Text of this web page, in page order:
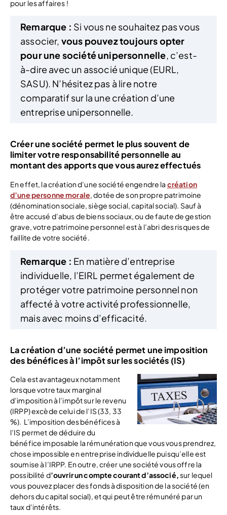
pour les affaires !
Remarque : Si vous ne souhaitez pas vous
associer, vous pouvez toujours opter
pour une société unipersonnelle, c’est-
à-dire avec un associé unique (EURL,
SASU). N’hésitez pas à lire notre
comparatif sur la une création d’une
entreprise unipersonnelle.
Créer une société permet le plus souvent de
limiter votre responsabilité personnelle au
montant des apports que vous aurez effectués
En effet, la création d’une société engendre la création
d’une personne morale , dotée de son propre patrimoine
(dénomination sociale, siège social, capital social). Sauf à
être accusé d’abus de biens sociaux, ou de faute de gestion
grave, votre patrimoine personnel est à l’abri des risques de
faillite de votre société.
Remarque : En matière d’entreprise
individuelle, l’EIRL permet également de
protéger votre patrimoine personnel non
affecté à votre activité professionnelle,
mais avec moins d’efficacité.
La création d’une société permet une imposition
des bénéfices à l’impôt sur les sociétés (IS)
Cela est avantageux notamment
lorsque votre taux marginal
d’imposition à l’impôt sur le revenu
(IRPP) excède celui de l’IS (33, 33
%). L’imposition des bénéfices à
l’IS permet de déduire du
bénéfice imposable la rémunération que vous vous prendrez,
chose impossible en entreprise individuelle puisqu’elle est
soumise à l’IRPP. En outre, créer une société vous offre la
possibilité d’ouvrir un compte courant d’associé,sur lequel
vous pouvez placer des fonds à disposition de la société (en
dehors du capital social), et qui peut être rémunéré par un
taux d’intérêts.